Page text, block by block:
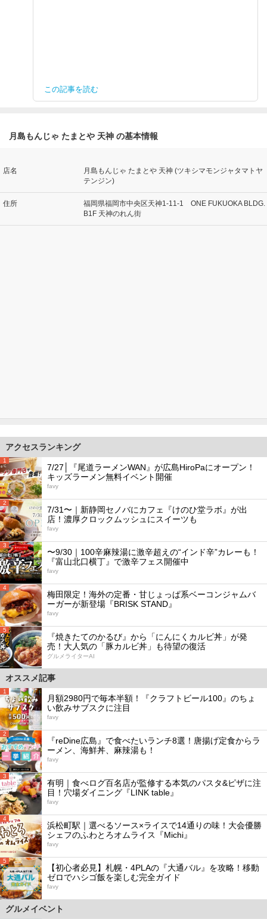
この記事を読む
月島もんじゃ たまとや 天神 の基本情報
店名
月島もんじゃ たまとや 天神 (ツキシマモンジャタマトヤ
テンジン)
住所
福岡県福岡市中央区天神1-11-1 ONE FUKUOKA BLDG.
B1F 天神のれん街
アクセスランキング
1
7/27│『尾道ラーメンWAN』が広島HiroPaにオープン！
キッズラーメン無料イベント開催
favy
2
7/31〜｜新静岡セノバにカフェ『けのひ堂ラボ』が出
店！濃厚クロックムッシュにスイーツも
favy
3
〜9/30｜100辛麻辣湯に激辛超えの“インド辛”カレーも！
『富山北口横丁』で激辛フェス開催中
favy
4
梅田限定！海外の定番・甘じょっぱ系ベーコンジャムバ
ーガーが新登場『BRISK STAND』
favy
5
『焼きたてのかるび』から「にんにくカルビ丼」が発
売！大人気の「豚カルビ丼」も待望の復活
グルメライターAI
オススメ記事
1
月額2980円で毎本半額！『クラフトビール100』のちょ
い飲みサブスクに注目
favy
2
『reDine広島』で食べたいランチ8選！唐揚げ定食からラ
ーメン、海鮮丼、麻辣湯も！
favy
3
有明｜食べログ百名店が監修する本気のパスタ&ピザに注
目！穴場ダイニング『LINK table』
favy
4
浜松町駅｜選べるソース×ライスで14通りの味！大会優勝
シェフのふわとろオムライス『Michi』
favy
5
【初心者必見】札幌・4PLAの『大通バル』を攻略！移動
ゼロでハシゴ飯を楽しむ完全ガイド
favy
グルメイベント